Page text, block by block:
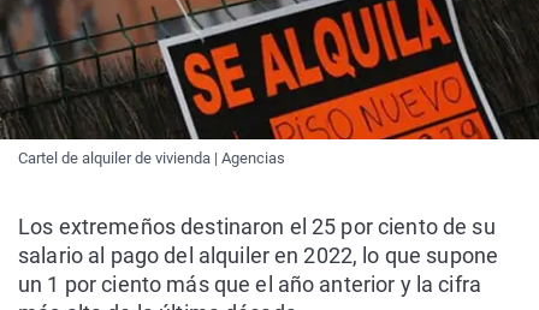
Cartel de alquiler de vivienda | Agencias
Los extremeños destinaron el 25 por ciento de su
salario al pago del alquiler en 2022, lo que supone
un 1 por ciento más que el año anterior y la cifra